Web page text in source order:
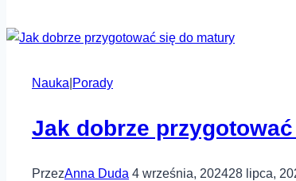
Jak
nazywają
uczniów
Nauka Porady
Jak dobrze
PrzezAnna Duda 4 września, 202428 lipca,